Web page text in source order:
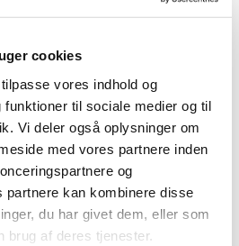
cookies
vores indhold og
til sociale medier og til
Vi deler også oplysninger om
med vores partnere inden
og
partnere kan kombinere disse
du har givet dem, eller som
brug af deres tjenester.